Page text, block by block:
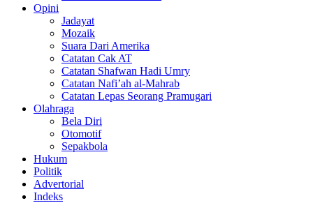
Opini
Jadayat
Mozaik
Suara Dari Amerika
Catatan Cak AT
Catatan Shafwan Hadi Umry
Catatan Nafi’ah al-Mahrab
Catatan Lepas Seorang Pramugari
Olahraga
Bela Diri
Otomotif
Sepakbola
Hukum
Politik
Advertorial
Indeks